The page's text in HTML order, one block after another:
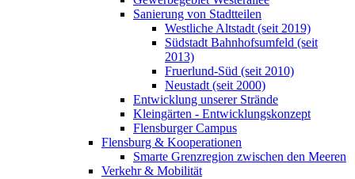
Sanierung von Stadtteilen
Westliche Altstadt (seit 2019)
Südstadt Bahnhofsumfeld (seit
2013)
Fruerlund-Süd (seit 2010)
Neustadt (seit 2000)
Entwicklung unserer Strände
Kleingärten - Entwicklungskonzept
Flensburger Campus
Flensburg & Kooperationen
Smarte Grenzregion zwischen den Meeren
Verkehr & Mobilität